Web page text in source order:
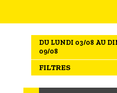
L'AGENDA
LES GUIDES
LES OFFRES
DU LUNDI 03/08 AU
09/08
FILTRES